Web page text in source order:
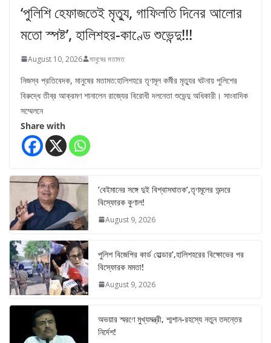
‘পুলিশি হেফাজতেই মৃত্যু, গাফিলতি দিনের আলোর
মতো স্পষ্ট’, হালিশহর-কাণ্ডে শুভেন্দু!!!
August 10, 2026 মানুষের মতামত
নিজস্ব প্রতিবেদক, মানুষের মতামত:হালিশহরে তৃণমূল কর্মীর মৃত্যুর ঘটনায় পুলিশের
বিরুদ্ধে তীব্র আক্রমণ শানালেন রাজ্যের বিরোধী দলনেতা শুভেন্দু অধিকারী। সাংবাদিক
সম্মেলনে
Share with
‘বেইমানের সঙ্গে দুই বিশ্বাসঘাতক’,তৃণমূলের অন্দরে
বিস্ফোরক কুণাল!
August 9, 2026
পুলিশ বিজেপির কার্ড হোল্ডার’,হালিশহরের বিক্ষোভের পর
বিস্ফোরক মমতা!
August 9, 2026
অভয়ার স্মরণে মুখ্যমন্ত্রী, শ্মশান-রহস্যে নতুন তদন্তের
নির্দেশ!